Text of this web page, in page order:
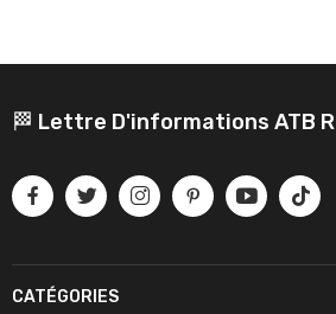
🏁 Lettre D'informations ATB
CATÉGORIES